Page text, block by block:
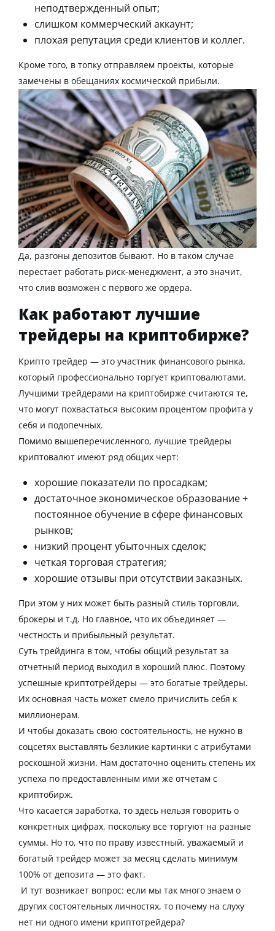
неподтвержденный опыт;
слишком коммерческий аккаунт;
плохая репутация среди клиентов и коллег.
Кроме того, в топку отправляем проекты, которые
замечены в обещаниях космической прибыли.
Да, разгоны депозитов бывают. Но в таком случае
перестает работать риск-менеджмент, а это значит,
что слив возможен с первого же ордера.
Как работают лучшие
трейдеры на криптобирже?
Крипто трейдер — это участник финансового рынка,
который профессионально торгует криптовалютами.
Лучшими трейдерами на криптобирже считаются те,
что могут похвастаться высоким процентом профита у
себя и подопечных.
Помимо вышеперечисленного, лучшие трейдеры
криптовалют имеют ряд общих черт:
хорошие показатели по просадкам;
достаточное экономическое образование +
постоянное обучение в сфере финансовых
рынков;
низкий процент убыточных сделок;
четкая торговая стратегия;
хорошие отзывы при отсутствии заказных.
При этом у них может быть разный стиль торговли,
брокеры и т.д. Но главное, что их объединяет —
честность и прибыльный результат.
Суть трейдинга в том, чтобы общий результат за
отчетный период выходил в хороший плюс. Поэтому
успешные криптотрейдеры — это богатые трейдеры.
Их основная часть может смело причислить себя к
миллионерам.
И чтобы доказать свою состоятельность, не нужно в
соцсетях выставлять безликие картинки с атрибутами
роскошной жизни. Нам достаточно оценить степень их
успеха по предоставленным ими же отчетам с
криптобирж.
Что касается заработка, то здесь нельзя говорить о
конкретных цифрах, поскольку все торгуют на разные
суммы. Но то, что по праву известный, уважаемый и
богатый трейдер может за месяц сделать минимум
100% от депозита — это факт.
И тут возникает вопрос: если мы так много знаем о
других состоятельных личностях, то почему на слуху
нет ни одного имени криптотрейдера?